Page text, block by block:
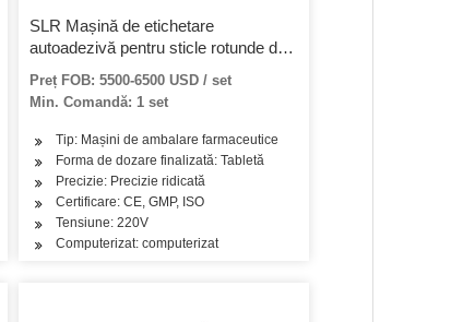
umplerea băuturilor
Produse de îngrijire a pielii, Produse de îngrijire a părului, Ulei,
a sticlei rotunde verticale
SLR Mașină de etichetare
autoadezivă pentru sticle rotunde de
Preț FOB: 5500-6500 USD / set
Min. Comandă: 1 set
Tip: Mașini de ambalare farmaceutice
Forma de dozare finalizată: Tabletă
Precizie: Precizie ridicată
Certificare: CE, GMP, ISO
Tensiune: 220V
Computerizat: computerizat